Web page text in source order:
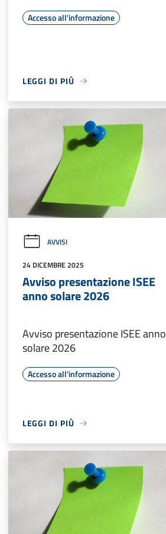
Accesso all'informazione
LEGGI DI PIÙ
AVVISI
24 DICEMBRE 2025
Avviso presentazione ISEE
anno solare 2026
Avviso presentazione ISEE anno
solare 2026
Accesso all'informazione
LEGGI DI PIÙ